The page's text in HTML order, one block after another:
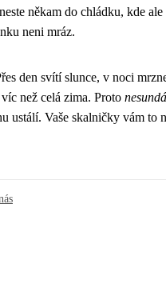
někam do chládku, kde ale
neni mráz.
den svítí slunce, v noci
než celá zima. Proto
ustálí. Vaše skalničky vám to